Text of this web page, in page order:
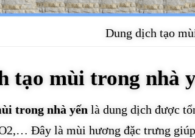
Dung dịch tạo
tạo mùi trong nhà
trong nhà yến là dung dịch được
Đây là mùi hương đặc trưng